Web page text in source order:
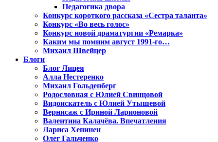
Педагогика двора
Конкурс короткого рассказа «Сестра таланта»
Конкурс «Во весь голос»
Конкурс новой драматургии «Ремарка»
Каким мы помним август 1991-го…
Михаил Швейцер
Блоги
Блог Лицея
Алла Нестеренко
Михаил Гольденберг
Родословная с Юлией Свинцовой
Видоискатель с Юлией Утышевой
Вернисаж с Ириной Ларионовой
Валентина Калачёва. Впечатления
Лариса Хенинен
Олег Гальченко